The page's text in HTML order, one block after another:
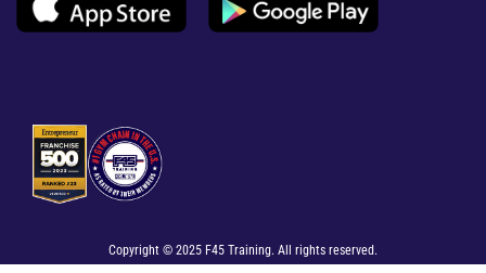
Copyright © 2025 F45 Training. All rights reserved.